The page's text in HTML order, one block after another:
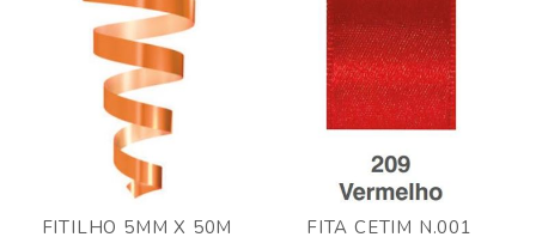
FITILHO 5MM X 50M
FITA CETIM N.001